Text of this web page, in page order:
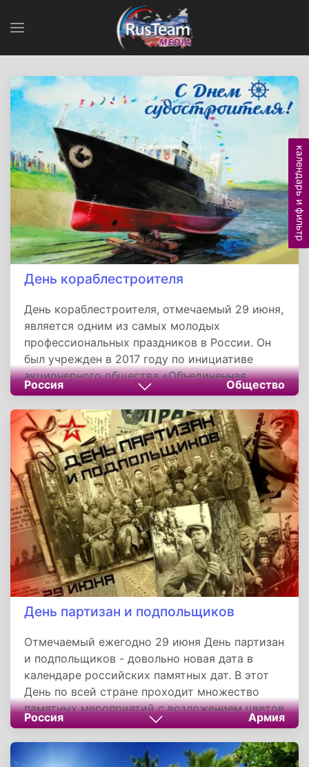
День кораблестроителя
День кораблестроителя, отмечаемый 29 июня,
является одним из самых молодых
профессиональных праздников в России. Он
был учрежден в 2017 году по инициативе
акционерного общества «Объединенная
судостроительная корпорация» и
Министерства промышленности и торговли
России. В качестве даты празднования был
выбран день, имеющий под собой значимое
историческое событие.
Россия Общество
День партизан и подпольщиков
Отмечаемый ежегодно 29 июня День партизан
и подпольщиков - довольно новая дата в
календаре российских памятных дат. В этот
День по всей стране проходит множество
памятных мероприятий с возложением цветов
к памятникам погибшим в годы Великой
Отечественной войны и другим мемориалам.
Также чествуют ныне живущих партизан,
Россия Армия
календарь и фильтр